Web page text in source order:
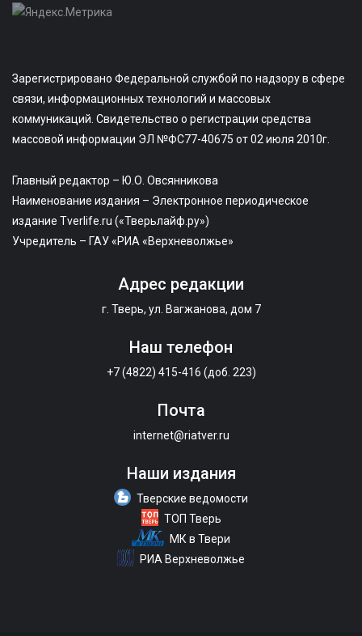
Зарегистрировано Федеральной службой по надзору в сфере
связи, информационных технологий и массовых
коммуникаций. Свидетельство о регистрации средства
массовой информации ЭЛ №ФС77-40675 от 02 июля 2010г.
Главный редактор – Ю.О. Овсянникова
Наименование издания – Электронное периодическое
издание Tverlife.ru («Тверьлайф.ру»)
Учредитель – ГАУ «РИА «Верхневолжье»
Адрес редакции
г. Тверь, ул. Вагжанова, дом 7
Наш телефон
+7 (4822) 415-416 (доб. 223)
Почта
internet@riatver.ru
Наши издания
Тверские ведомости
ТОП Тверь
МК в Твери
РИА Верхневолжье